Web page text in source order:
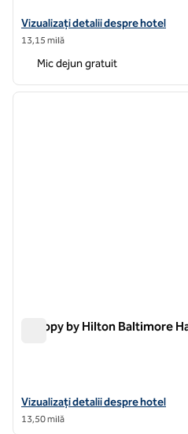
Vizualizați detaliile hotelului
Vizualizați detalii despre hotel
13,15 milă
Mic dejun gratuit
1 din 12
Canopy by Hilton Baltimore
Vizualizați detaliile hotelului
Vizualizați detalii despre hotel
13,50 milă